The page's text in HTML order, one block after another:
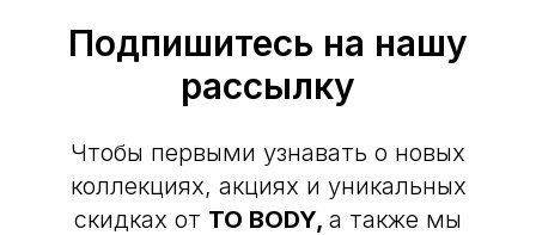
Подпишитесь на нашу
рассылку
Чтобы первыми узнавать о новых
коллекциях, акциях и уникальных
скидках от TO BODY, а также мы